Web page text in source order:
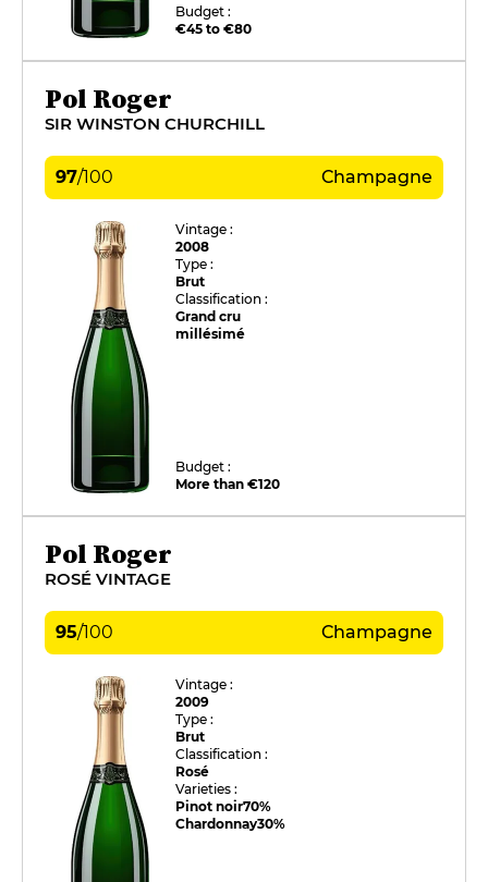
Budget :
€45 to €80
Pol Roger
SIR WINSTON CHURCHILL
97/100 Champagne
Vintage :
2008
Type :
Brut
Classification :
Grand cru
millésimé
Budget :
More than €120
Pol Roger
ROSÉ VINTAGE
95/100 Champagne
Vintage :
2009
Type :
Brut
Classification :
Rosé
Varieties :
Pinot noir70%
Chardonnay30%